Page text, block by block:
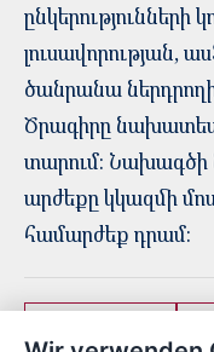
ընկերությունների
լուսավորության,
ծանրանա ներդրողի
Ծրագիրը
տարում: Նախագծի
արժեքը կկազմի
համարժեք դրամ: